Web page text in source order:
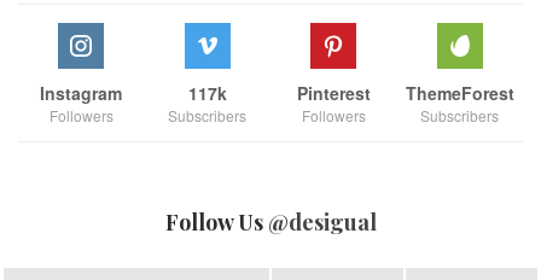
ผ่านการสร้างระบบนิเวศที่เปิดกว้าง เข้าถึงได้ และเอื้อต่อการ
เติบโตอย่างยั่งยืนของผู้ประกอบการไทย”
เสริมศักยภาพผู้ประกอบการไทยรายย่อยด้วยสิทธิประโยชน์ครบ
Instagram
Followers
117k
Subscribers
Pinterest
Followers
ThemeForest
Subscribers
Follow Us @desigual